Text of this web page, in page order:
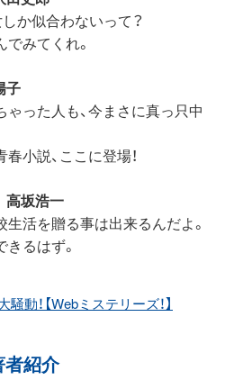
か似合わないって？
みてくれ。
子
った人も、今まさに真っ只中
小説、ここに登場！
坂浩一
活を贈る事は出来るんだよ。
るはず。
動！【Webミステリーズ！】
者紹介